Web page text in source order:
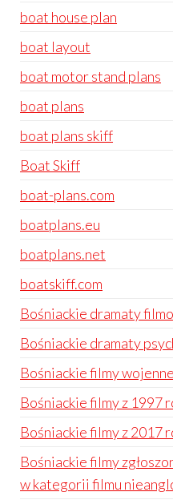
boat house plan
boat layout
boat motor stand plans
boat plans
boat plans skiff
Boat Skiff
boat-plans.com
boatplans.eu
boatplans.net
boatskiff.com
Bośniackie dramaty
Bośniackie dramaty
Bośniackie filmy wojenne
Bośniackie filmy z 1997
Bośniackie filmy z 2017
Bośniackie filmy
w kategorii filmu